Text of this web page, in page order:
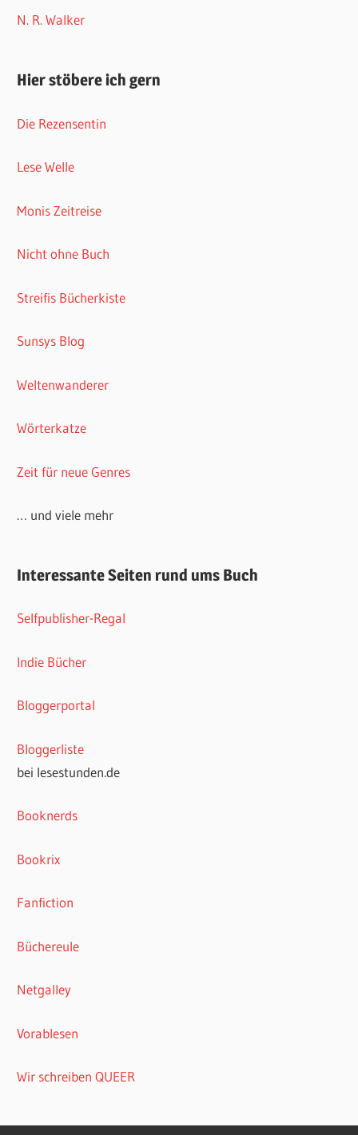
N. R. Walker
Hier stöbere ich gern
Die Rezensentin
Lese Welle
Monis Zeitreise
Nicht ohne Buch
Streifis Bücherkiste
Sunsys Blog
Weltenwanderer
Wörterkatze
Zeit für neue Genres
… und viele mehr
Interessante Seiten rund ums Buch
Selfpublisher-Regal
Indie Bücher
Bloggerportal
Bloggerliste
bei lesestunden.de
Booknerds
Bookrix
Fanfiction
Büchereule
Netgalley
Vorablesen
Wir schreiben QUEER